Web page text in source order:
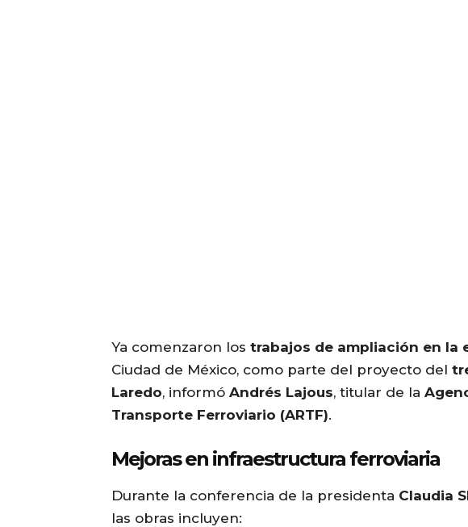
Ya comenzaron los trabajos de ampliación en la
Ciudad de México, como parte del proyecto del
Laredo, informó Andrés Lajous, titular de la
Transporte Ferroviario (ARTF).
Mejoras en infraestructura ferroviaria
Durante la conferencia de la presidenta Claudia
las obras incluyen: